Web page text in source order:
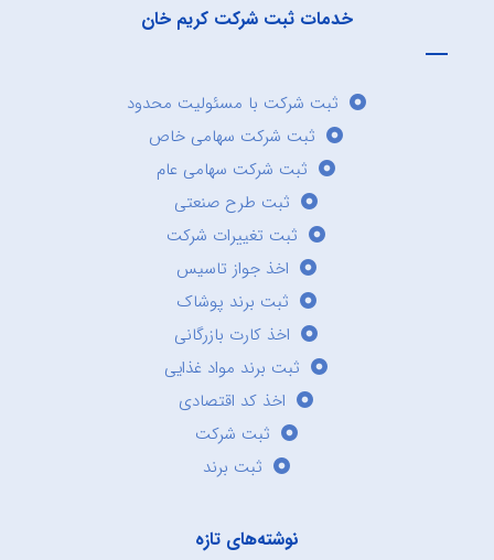
خدمات ثبت شرکت کریم خان
ثبت شرکت با مسئولیت محدود
ثبت شرکت سهامی خاص
ثبت شرکت سهامی عام
ثبت طرح صنعتی
ثبت تغییرات شرکت
اخذ جواز تاسیس
ثبت برند پوشاک
اخذ کارت بازرگانی
ثبت برند مواد غذایی
اخذ کد اقتصادی
ثبت شرکت
ثبت برند
نوشته‌های تازه